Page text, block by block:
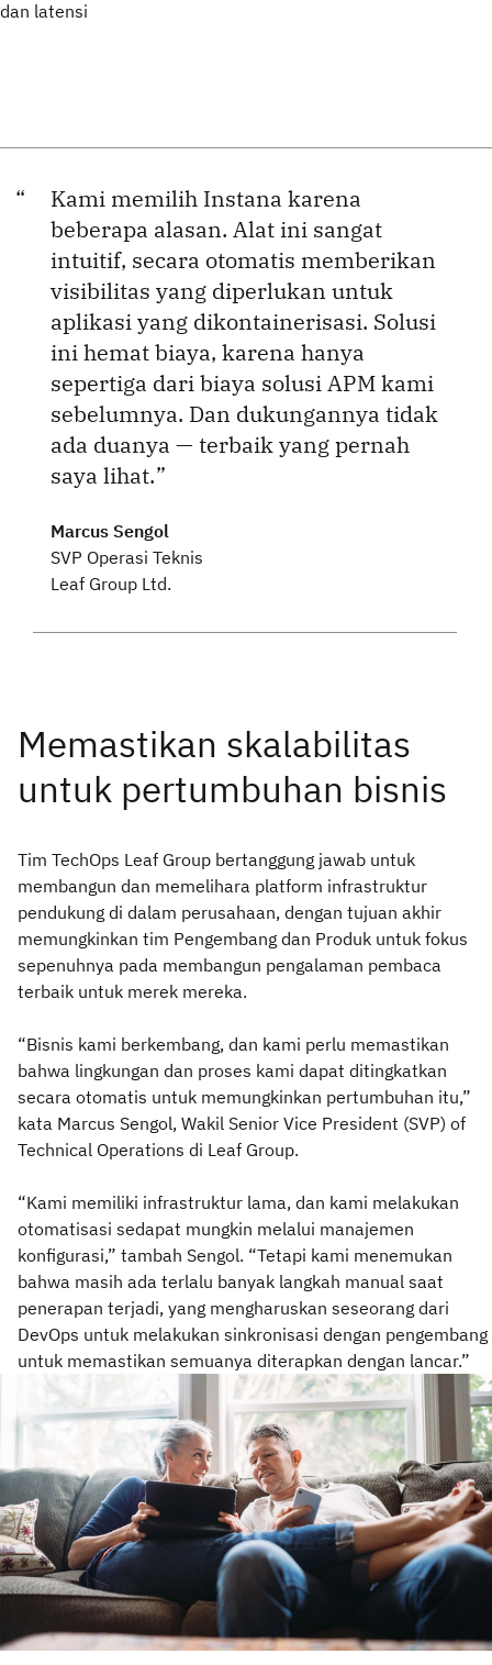
dan latensi
Kami memilih Instana karena
beberapa alasan. Alat ini sangat
intuitif, secara otomatis memberikan
visibilitas yang diperlukan untuk
aplikasi yang dikontainerisasi. Solusi
ini hemat biaya, karena hanya
sepertiga dari biaya solusi APM kami
sebelumnya. Dan dukungannya tidak
ada duanya — terbaik yang pernah
saya lihat.
Marcus Sengol
SVP Operasi Teknis
Leaf Group Ltd.
Tim TechOps Leaf Group bertanggung jawab untuk
membangun dan memelihara platform infrastruktur
pendukung di dalam perusahaan, dengan tujuan akhir
memungkinkan tim Pengembang dan Produk untuk fokus
sepenuhnya pada membangun pengalaman pembaca
terbaik untuk merek mereka.
“Bisnis kami berkembang, dan kami perlu memastikan
bahwa lingkungan dan proses kami dapat ditingkatkan
secara otomatis untuk memungkinkan pertumbuhan itu,”
kata Marcus Sengol, Wakil Senior Vice President (SVP) of
Technical Operations di Leaf Group.
“Kami memiliki infrastruktur lama, dan kami melakukan
otomatisasi sedapat mungkin melalui manajemen
konfigurasi,” tambah Sengol. “Tetapi kami menemukan
bahwa masih ada terlalu banyak langkah manual saat
penerapan terjadi, yang mengharuskan seseorang dari
DevOps untuk melakukan sinkronisasi dengan pengembang
untuk memastikan semuanya diterapkan dengan lancar.”